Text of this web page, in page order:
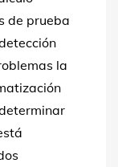
de prueba
la